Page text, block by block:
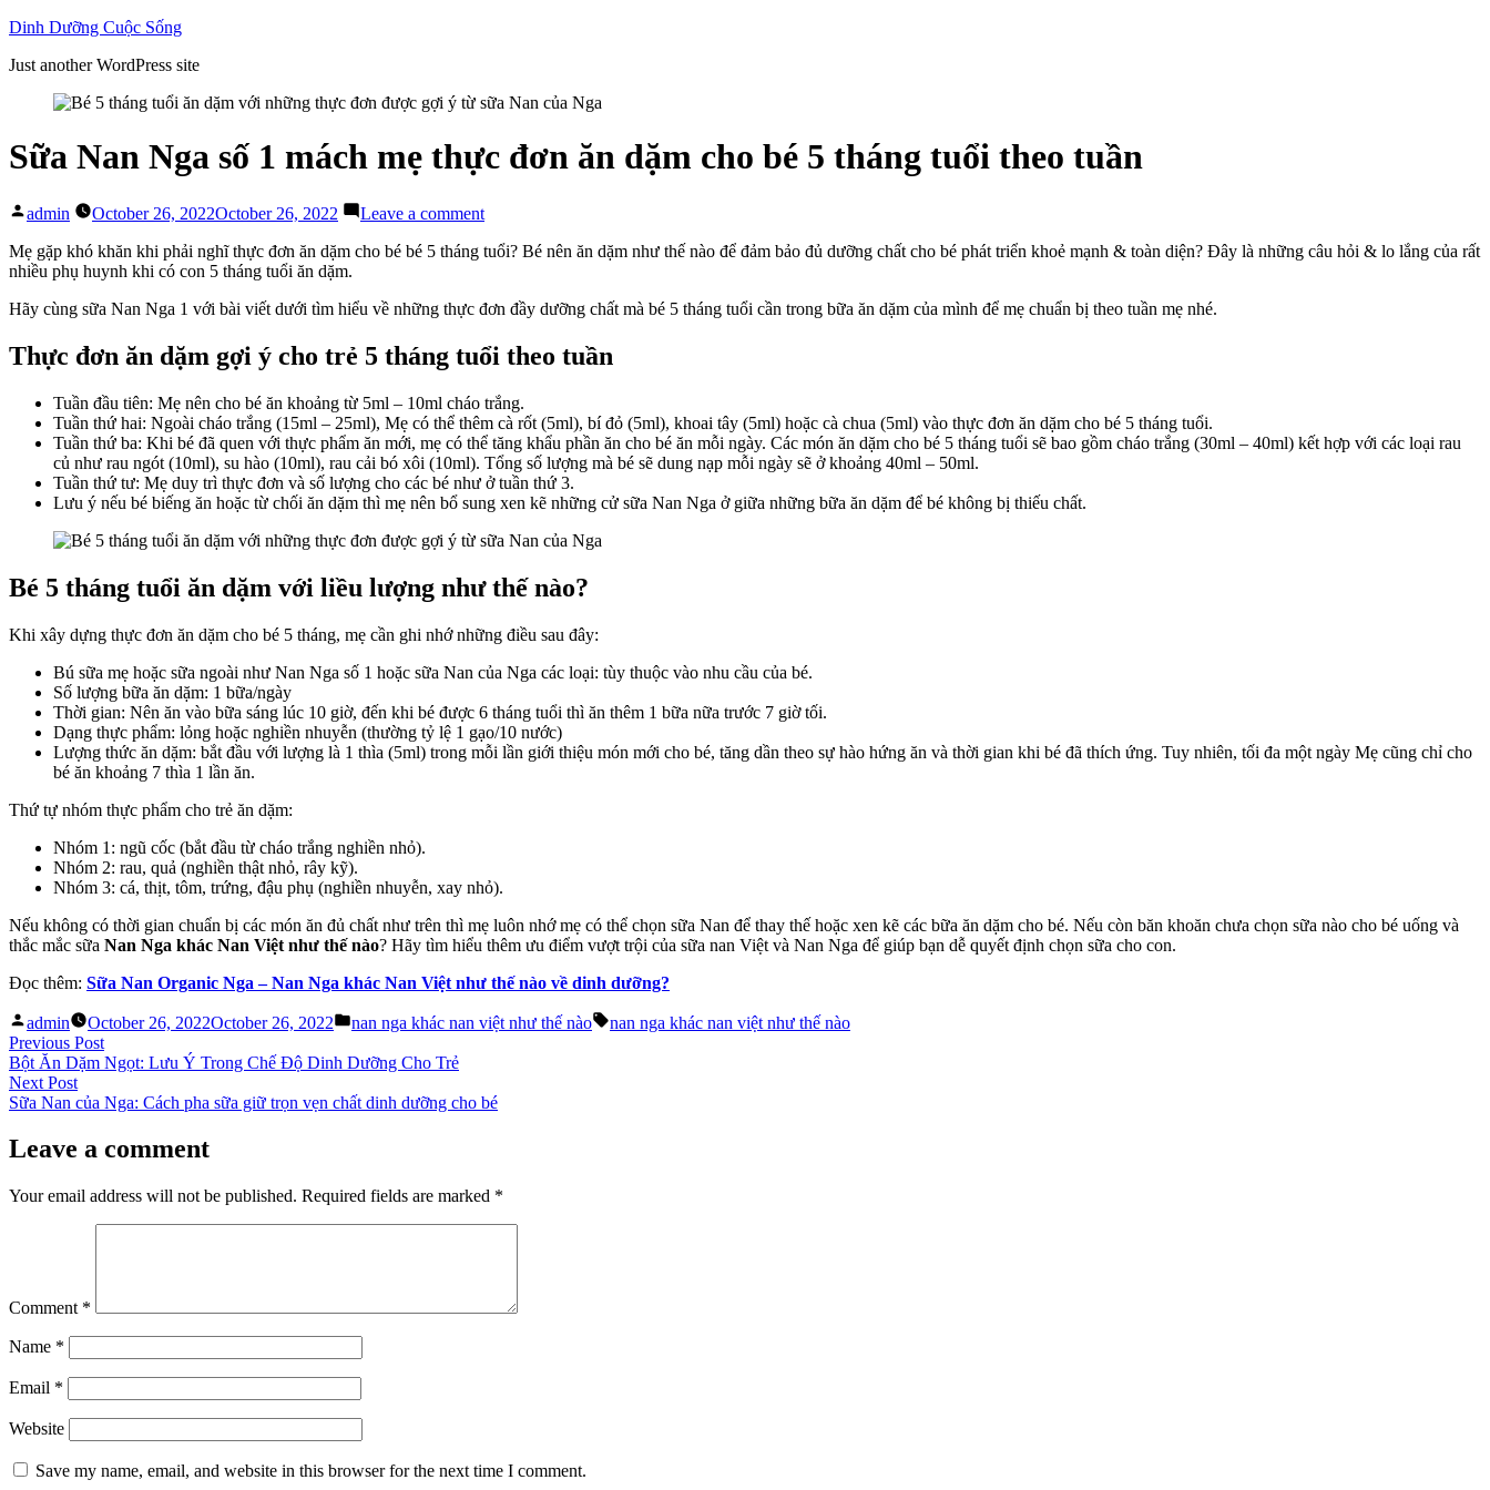
Skip
content
Dinh Dưỡng Cuộc Sống
Just another WordPress site
Sữa Nan Nga số 1 mách mẹ thực đơn ăn dặm cho bé 5 tháng tuổi theo tuần
Posted
admin October 26, 2022October 26, 2022 Leave a commenton
Nan
1
mẹ
thực
ăn
dặm
cho
bé
5
tháng
theo
Mẹ gặp khó khăn khi phải nghĩ thực đơn ăn dặm cho bé bé 5 tháng tuổi? Bé nên ăn dặm như thế nào để đảm bảo đủ dưỡng chất cho bé phát triển khoẻ mạnh & toàn diện? Đây là những câu hỏi & lo lắng của rất
nhiều phụ huynh khi có con 5 tháng tuổi ăn dặm.
Hãy cùng sữa Nan Nga 1 với bài viết dưới tìm hiểu về những thực đơn đầy dưỡng chất mà bé 5 tháng tuổi cần trong bữa ăn dặm của mình để mẹ chuẩn bị theo tuần mẹ nhé.
Thực đơn ăn dặm gợi ý cho trẻ 5 tháng tuổi theo tuần
Tuần đầu tiên: Mẹ nên cho bé ăn khoảng từ 5ml – 10ml cháo trắng.
Tuần thứ hai: Ngoài cháo trắng (15ml – 25ml), Mẹ có thể thêm cà rốt (5ml), bí đỏ (5ml), khoai tây (5ml) hoặc cà chua (5ml) vào thực đơn ăn dặm cho bé 5 tháng tuổi.
Tuần thứ ba: Khi bé đã quen với thực phẩm ăn mới, mẹ có thể tăng khẩu phần ăn cho bé ăn mỗi ngày. Các món ăn dặm cho bé 5 tháng tuổi sẽ bao gồm cháo trắng (30ml – 40ml) kết hợp với các loại rau
củ như rau ngót (10ml), su hào (10ml), rau cải bó xôi (10ml). Tổng số lượng mà bé sẽ dung nạp mỗi ngày sẽ ở khoảng 40ml – 50ml.
Tuần thứ tư: Mẹ duy trì thực đơn và số lượng cho các bé như ở tuần thứ 3.
Lưu ý nếu bé biếng ăn hoặc từ chối ăn dặm thì mẹ nên bổ sung xen kẽ những cử sữa Nan Nga ở giữa những bữa ăn dặm để bé không bị thiếu chất.
Bé 5 tháng tuổi ăn dặm với liều lượng như thế nào?
Khi xây dựng thực đơn ăn dặm cho bé 5 tháng, mẹ cần ghi nhớ những điều sau đây:
Bú sữa mẹ hoặc sữa ngoài như Nan Nga số 1 hoặc sữa Nan của Nga các loại: tùy thuộc vào nhu cầu của bé.
Số lượng bữa ăn dặm: 1 bữa/ngày
Thời gian: Nên ăn vào bữa sáng lúc 10 giờ, đến khi bé được 6 tháng tuổi thì ăn thêm 1 bữa nữa trước 7 giờ tối.
Dạng thực phẩm: lỏng hoặc nghiền nhuyễn (thường tỷ lệ 1 gạo/10 nước)
Lượng thức ăn dặm: bắt đầu với lượng là 1 thìa (5ml) trong mỗi lần giới thiệu món mới cho bé, tăng dần theo sự hào hứng ăn và thời gian khi bé đã thích ứng. Tuy nhiên, tối đa một ngày Mẹ cũng chỉ cho
bé ăn khoảng 7 thìa 1 lần ăn.
Thứ tự nhóm thực phẩm cho trẻ ăn dặm:
Nhóm 1: ngũ cốc (bắt đầu từ cháo trắng nghiền nhỏ).
Nhóm 2: rau, quả (nghiền thật nhỏ, rây kỹ).
Nhóm 3: cá, thịt, tôm, trứng, đậu phụ (nghiền nhuyễn, xay nhỏ).
Nếu không có thời gian chuẩn bị các món ăn đủ chất như trên thì mẹ luôn nhớ mẹ có thể chọn sữa Nan để thay thế hoặc xen kẽ các bữa ăn dặm cho bé. Nếu còn băn khoăn chưa chọn sữa nào cho bé uống và
thắc mắc sữa Nan Nga khác Nan Việt như thế nào? Hãy tìm hiểu thêm ưu điểm vượt trội của sữa nan Việt và Nan Nga để giúp bạn dễ quyết định chọn sữa cho con.
Đọc thêm: Sữa Nan Organic Nga – Nan Nga khác Nan Việt như thế nào về dinh dưỡng?
Posted
by
admin October 26, 2022October 26, 2022
Posted
nan nga khác nan việt như thế nào Tags:
nan nga khác nan việt như thế nào
Post
navigation
Previous PostPrevious
post:
Bột Ăn Dặm Ngọt: Lưu Ý Trong Chế Độ Dinh Dưỡng Cho Trẻ
Next PostNext
post:
Sữa Nan của Nga: Cách pha sữa giữ trọn vẹn chất dinh dưỡng cho bé
Leave a comment
Your email address will not be published. Required fields are marked *
Comment *
Name *
Email *
Website
Save my name, email, and website in this browser for the next time I comment.